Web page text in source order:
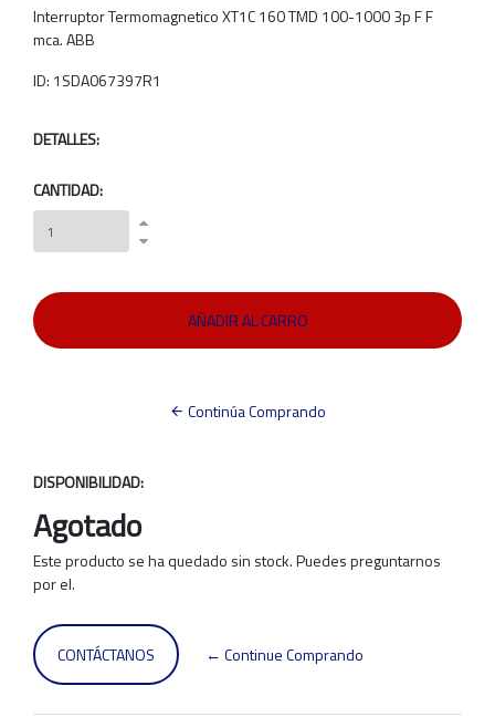
Interruptor Termomagnetico XT1C 160 TMD 100-1000 3p F F
mca. ABB
ID: 1SDA067397R1
DETALLES:
CANTIDAD:
Continúa Comprando
DISPONIBILIDAD:
Agotado
Este producto se ha quedado sin stock. Puedes preguntarnos
por el.
CONTÁCTANOS ← Continue Comprando